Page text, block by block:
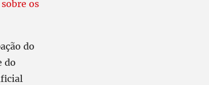
os
do
do